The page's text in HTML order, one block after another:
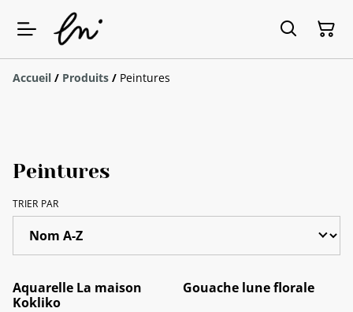
Accueil / Produits / Peintures
Peintures
TRIER PAR
Aquarelle La maison
Kokliko
Gouache lune florale